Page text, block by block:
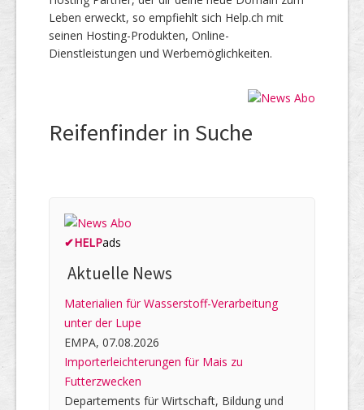
Leben erweckt, so empfiehlt sich Help.ch mit
seinen Hosting-Produkten, Online-
Dienstleistungen und Werbemöglichkeiten.
Reifenfinder in Suche
✔HELPads
Aktuelle News
Materialien für Wasserstoff-Verarbeitung
unter der Lupe
EMPA, 07.08.2026
Importerleichterungen für Mais zu
Futterzwecken
Departements für Wirtschaft, Bildung und